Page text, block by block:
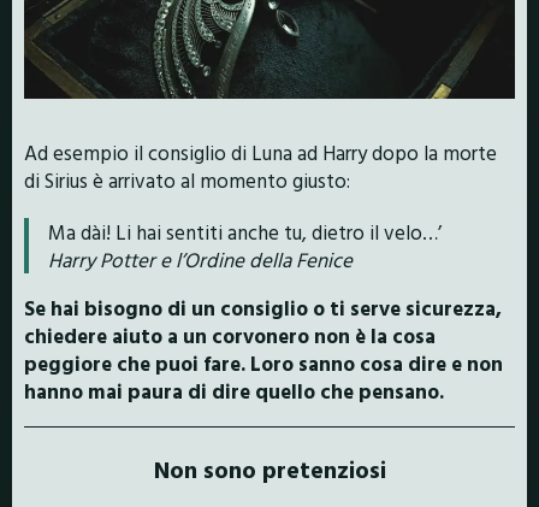
Ad esempio il consiglio di Luna ad Harry dopo la morte
di Sirius è arrivato al momento giusto:
Ma dài! Li hai sentiti anche tu, dietro il velo…’
Harry Potter e l’Ordine della Fenice
Se hai bisogno di un consiglio o ti serve sicurezza,
chiedere aiuto a un corvonero non è la cosa
peggiore che puoi fare. Loro sanno cosa dire e non
hanno mai paura di dire quello che pensano.
Non sono pretenziosi